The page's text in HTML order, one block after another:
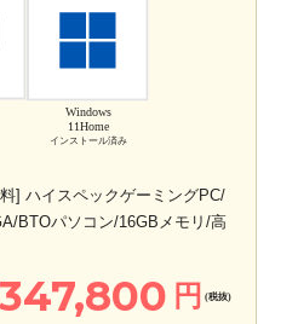
Windows
11Home
インストール済み
] ハイスペックゲーミングPC/
BTOパソコン/16GBメモリ/高
347,800 円 (税抜)